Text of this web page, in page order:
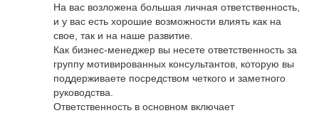
На вас возложена большая личная ответственность,
и у вас есть хорошие возможности влиять как на
свое, так и на наше развитие.
Как бизнес-менеджер вы несете ответственность за
группу мотивированных консультантов, которую вы
поддерживаете посредством четкого и заметного
руководства.
Ответственность в основном включает